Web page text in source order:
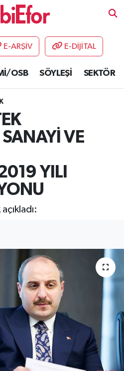
E-ARŞİV E-DİJİTAL
OSB SÖYLEŞİ SEKTÖR
VE
YILI